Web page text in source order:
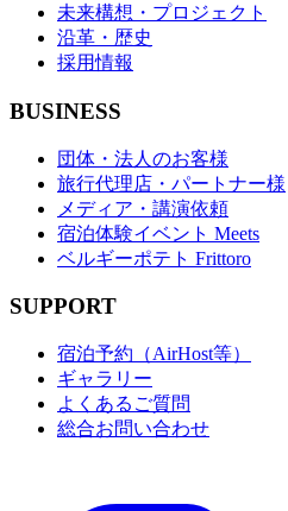
未来構想・プロジェクト
沿革・歴史
採用情報
BUSINESS
団体・法人のお客様
旅行代理店・パートナー様
メディア・講演依頼
宿泊体験イベント Meets
ベルギーポテト Frittoro
SUPPORT
宿泊予約（AirHost等）
ギャラリー
よくあるご質問
総合お問い合わせ